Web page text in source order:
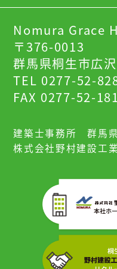
Nomura Grace
〒376-0013
群馬県桐生市広
TEL 0277-52-
FAX 0277-52-
建築士事務所 群馬
株式会社野村建設工